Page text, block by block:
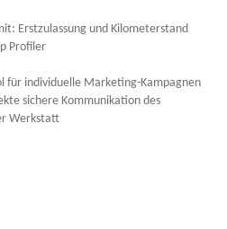
Erstzulassung und Kilometerstand
Profiler
für individuelle Marketing-Kampagnen
sichere Kommunikation des
Werkstatt